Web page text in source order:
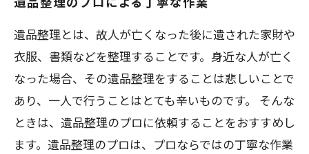
遺品整理とは、故人が亡くなった後に遺された家財や
衣服、書類などを整理することです。身近な人が亡く
なった場合、その遺品整理をすることは悲しいことで
あり、一人で行うことはとても辛いものです。 そんな
ときは、遺品整理のプロに依頼することをおすすめし
ます。遺品整理のプロは、プロならではの丁寧な作業